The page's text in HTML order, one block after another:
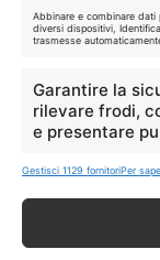
Abbinare e combinare dati
diversi dispositivi,
trasmesse
Garantire la
rilevare frodi,
e presentare
Gestisci 1129 fornitoriPer
In qualità di
guadagno dagli
Note Legali|